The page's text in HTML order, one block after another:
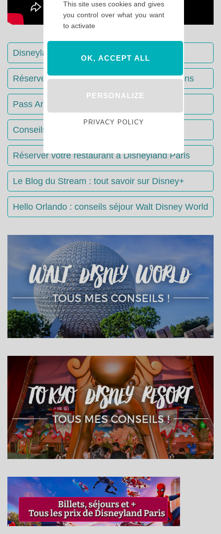
Disneyland Paris : Le guide complet
Réserver votre séjour : toutes les informations
Pass Annuels Disney : informations
Conseils & Astuces Disneyland Paris
Réserver votre restaurant à Disneyland Paris
Le Blog du Stream : tout savoir sur Disney+
Hello Orlando : conseils séjour Walt Disney World
This site uses cookies and gives
you control over what you want
to activate
OK, ACCEPT ALL
PERSONALIZE
PRIVACY POLICY